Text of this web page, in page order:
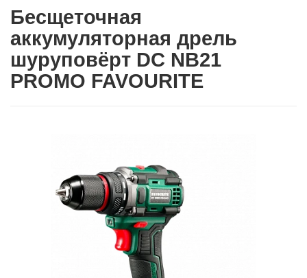
Бесщеточная
аккумуляторная дрель
шуруповёрт DC NB21
PROMO FAVOURITE